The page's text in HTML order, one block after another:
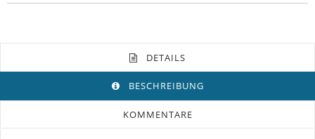
DETAILS
BESCHREIBUNG
KOMMENTARE